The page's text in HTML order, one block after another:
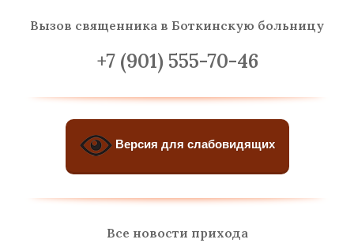
Вызов священника в Боткинскую больницу
+7 (901) 555-70-46
Версия для слабовидящих
Все новости прихода